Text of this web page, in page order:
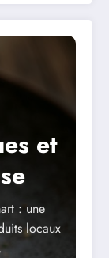
et
: une
locaux